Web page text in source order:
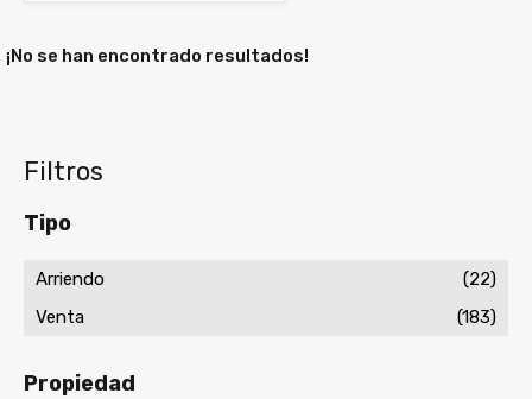
¡No se han encontrado resultados!
Filtros
Tipo
Arriendo
(22)
Venta
(183)
Propiedad